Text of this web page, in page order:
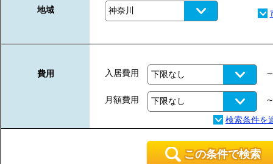
地域
費用 入居費用
月額費用
この条件で検索